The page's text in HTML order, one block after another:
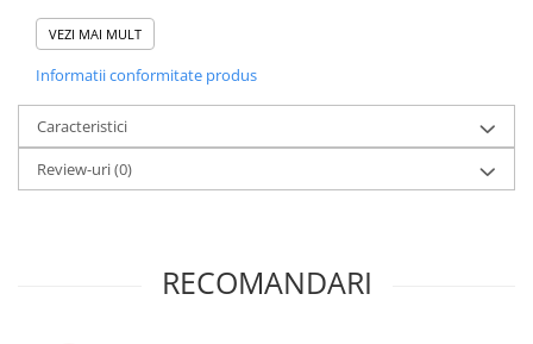
Literatura Romana
Literatura Universala
Poezie
Romane de dragoste, Carti
romantice
Incearca dimensiunea potrivita stilului tau!
VEZI MAI MULT
Informatii conformitate produs
Caracteristici
Review-uri(0)
RECOMANDARI